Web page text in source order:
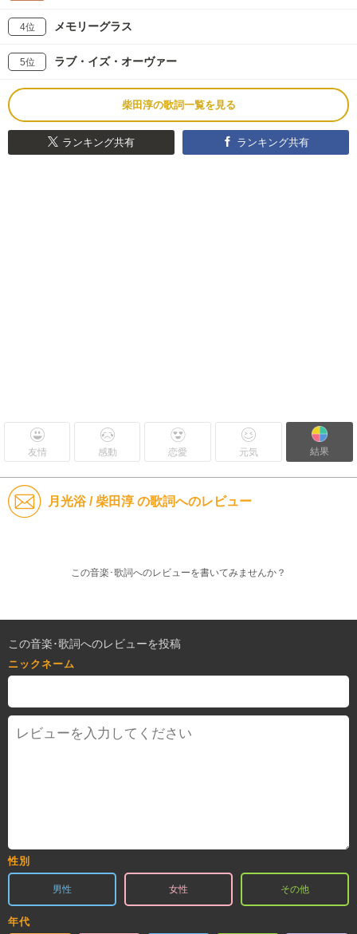
4位 メモリーグラス
5位 ラブ・イズ・オーヴァー
柴田淳の歌詞一覧を見る
ランキング共有 ランキング共有
友情 感動 恋愛 元気 結果
月光浴 / 柴田淳 の歌詞へのレビュー
この音楽･歌詞へのレビューを書いてみませんか？
この音楽･歌詞へのレビューを投稿
ニックネーム
性別
男性 女性 その他
年代